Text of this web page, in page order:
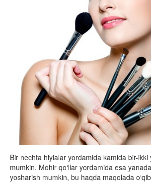
Bir nechta hiylalar yordamida kamida bir-ikki
mumkin. Mohir qo‘llar yordamida esa
yosharish mumkin, bu haqda maqolada